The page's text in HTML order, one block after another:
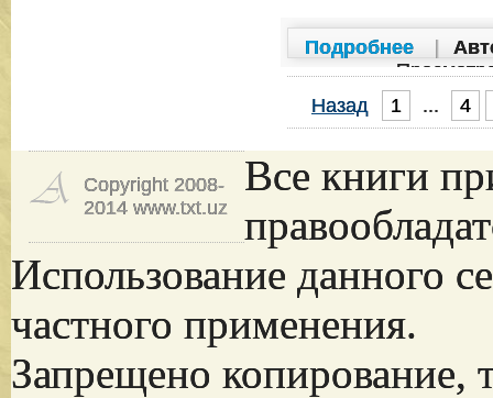
Подробнее
Назад
1 ...
4
...
Copyright 2008-
2014 www.txt.uz
Все книги
Использование данного
частного применения.
Запрещено копирование,